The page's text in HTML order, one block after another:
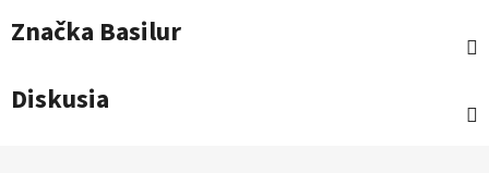
Značka Basilur
Diskusia